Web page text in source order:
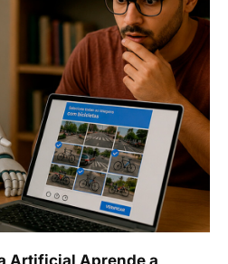
Artificial Aprende a